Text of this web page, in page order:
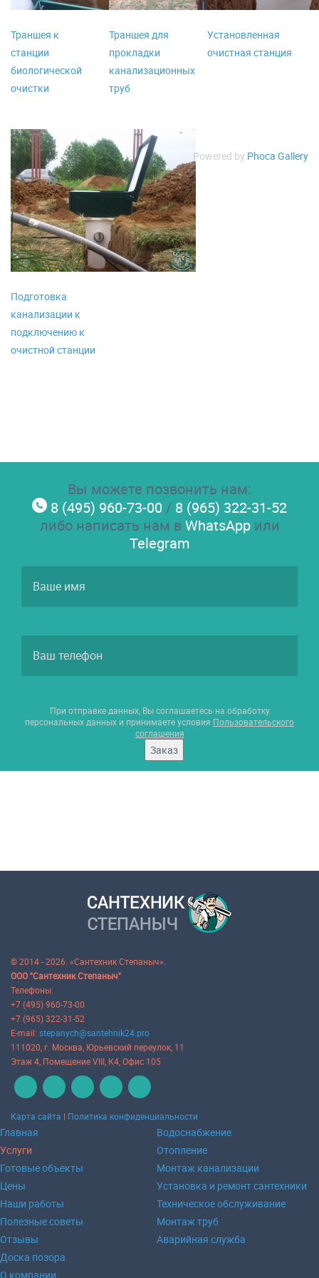
Траншея к
станции
биологической
очистки
Траншея для
прокладки
канализационных
труб
Установленная
очистная станция
Подготовка
канализации к
подключению к
очистной станции
Powered by Phoca Gallery
Вы можете позвонить нам:
8 (495) 960-73-00 / 8 (965) 322-31-52
либо написать нам вWhatsAppили
Telegram
При отправке данных, Вы соглашаетесь на обработку
персональных данных и принимаете условия Пользовательского
соглашения
Заказ
© 2014 - 2026. «Сантехник Степаныч».
ООО "Сантехник Степаныч"
Телефоны:
+7 (495) 960-73-00
+7 (965) 322-31-52
E-mail: stepanych@santehnik24.pro
111020 , г. Москва Юрьевский переулок, 11
Этаж 4, Помещение VIII, К4, Офис 105
Карта сайта | Политика конфиденциальности
Главная
Услуги
Готовые объекты
Цены
Наши работы
Полезные советы
Отзывы
Доска позора
О компании
Водоснабжение
Отопление
Монтаж канализации
Установка и ремонт сантехники
Техническое обслуживание
Монтаж труб
Аварийная служба